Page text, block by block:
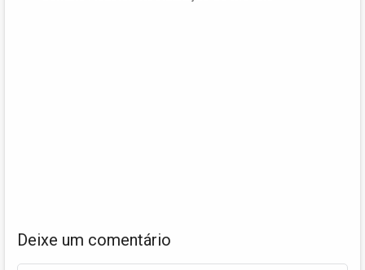
Deixe um comentário